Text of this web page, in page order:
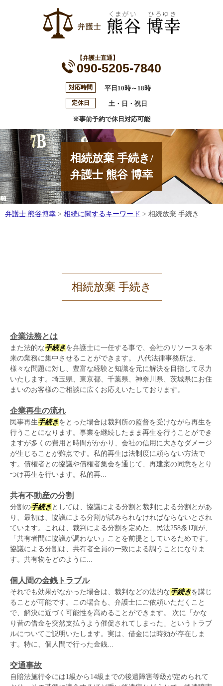
【弁護士直通】
090-5205-7840
対応時間 平日10時～18時
定休日 土・日・祝日
※事前予約で休日対応可能
相続放棄 手続き/
弁護士 熊谷 博幸
弁護士 熊谷博幸 > 相続に関するキーワード > 相続放棄 手続き
相続放棄 手続き
企業法務とは
また法的な手続きを弁護士に一任する事で、会社のリソースを本
来の業務に集中させることができます。 八代法律事務所は、
様々な問題に対し、豊富な経験と知識を元に解決を目指して尽力
いたします。埼玉県、東京都、千葉県、神奈川県、茨城県にお住
まいのお客様のご相談に広くお応えいたしております。
企業再生の流れ
民事再生手続きをとった場合は裁判所の監督を受けながら再生を
行うことになります。事業を継続したまま再生を行うことができ
ますが多くの費用と時間がかかり、会社の信用に大きなダメージ
が生じることが難点です。私的再生は法制度に頼らない方法で
す。債権者との協議や債権者集会を通じて、再建案の同意をとり
つけ再生を行います。私的再...
共有不動産の分割
分割の手続き としては、協議による分割と裁判による分割とがあ
り、最初は、協議による分割が試みられなければならないとされ
ています。これは、裁判による分割を定めた、民法258条1項が、
「共有者間に協議が調わない」ことを前提としているためです。
協議による分割は、共有者全員の一致による調うことになりま
す。共有物をどのように...
個人間の金銭トラブル
それでも効果がなかった場合は、裁判などの法的な手続きを講じ
ることが可能です。この場合も、弁護士にご依頼いただくこと
で、解決に近づく可能性を高めることができます。 次に「かな
り昔の借金を突然支払うよう催促されてしまった」というトラブ
ルについてご説明いたします。実は、借金には時効が存在しま
す。特に、個人間で行った金銭...
交通事故
自賠法施行令には1級から14級までの後遺障害等級が定められて